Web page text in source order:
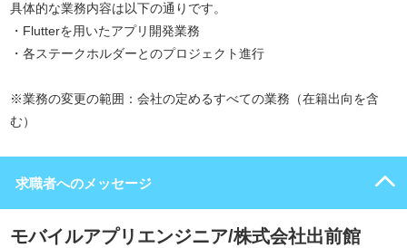
具体的な業務内容は以下の通りです。
・Flutterを用いたアプリ開発業務
・各ステークホルダーとのプロジェクト進行
※業務の変更の範囲：会社の定めるすべての業務（在籍出向を含
む）
求職者へのメッセージ
モバイルアプリエンジニア/株式会社出前館